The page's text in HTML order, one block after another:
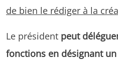
de bien le rédiger à la
Le président peut
fonctions en désignant